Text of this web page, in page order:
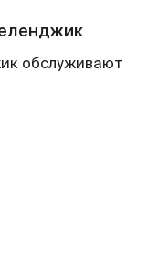
обслуживают